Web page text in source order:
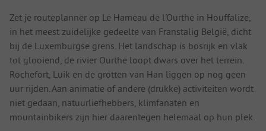
Zet je routeplanner op Le Hameau de l'Ourthe in Houffalize,
in het meest zuidelijke gedeelte van Franstalig België, dicht
bij de Luxemburgse grens. Het landschap is bosrijk en vlak
tot glooiend, de rivier Ourthe loopt dwars over het terrein.
Rochefort, Luik en de grotten van Han liggen op nog geen
uur rijden. Aan animatie of andere (drukke) activiteiten wordt
niet gedaan, natuurliefhebbers, klimfanaten en
mountainbikers zijn hier daarentegen helemaal op hun plek.